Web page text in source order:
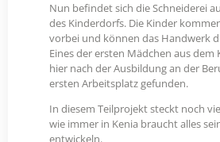
Nun befindet sich die Schneiderei
des Kinderdorfs. Die Kinder
vorbei und können das Handwerk
Eines der ersten Mädchen aus
hier nach der Ausbildung an der
ersten Arbeitsplatz gefunden.
In diesem Teilprojekt steckt noch
wie immer in Kenia braucht alles
entwickeln.